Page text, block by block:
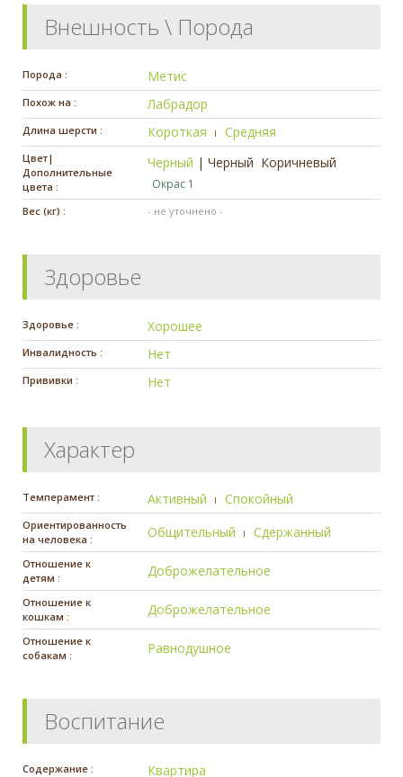
Внешность \ Порода
Порода : Метис
Похож на : Лабрадор
Длина шерсти : Короткая Средняя
Цвет|
Дополнительные
цвета :
Черный |Черный Коричневый
Окрас 1
Вес (кг) : - не уточнено -
Здоровье
Здоровье : Хорошее
Инвалидность : Нет
Прививки : Нет
Характер
Темперамент : Активный Спокойный
Ориентированность
на человека :
Общительный Сдержанный
Отношение к
детям :
Доброжелательное
Отношение к
кошкам :
Доброжелательное
Отношение к
собакам :
Равнодушное
Воспитание
Содержание : Квартира